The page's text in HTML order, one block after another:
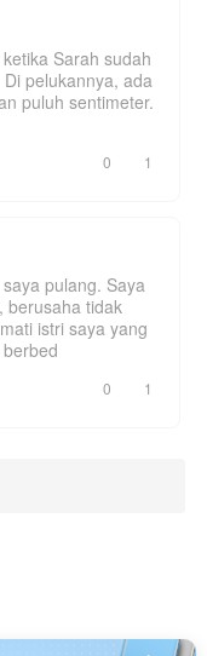
Sarah sudah
pelukannya, ada
puluh sentimeter.
0 1
pulang. Saya
berusaha tidak
istri saya yang
itu berbed
0 1